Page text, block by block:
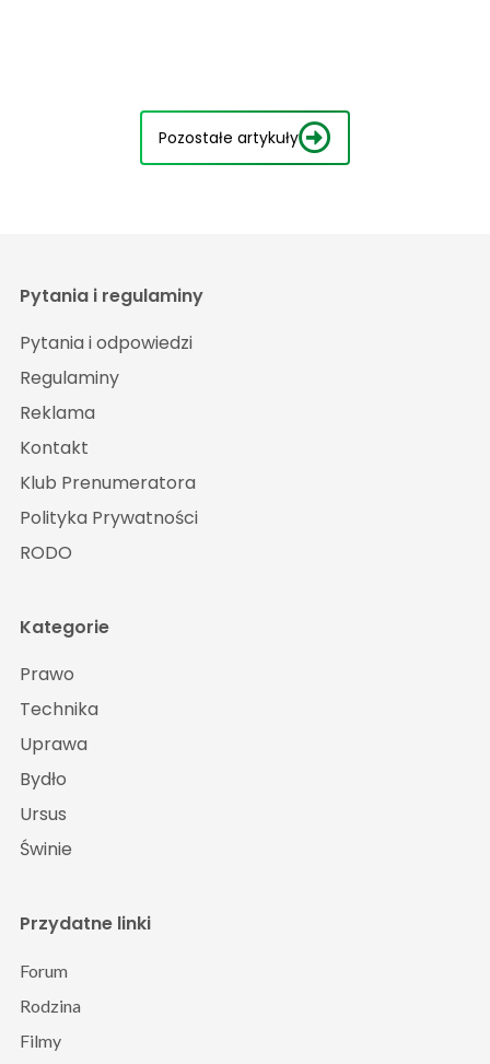
Pozostałe artykuły
Pytania i regulaminy
Pytania i odpowiedzi
Regulaminy
Reklama
Kontakt
Klub Prenumeratora
Polityka Prywatności
RODO
Kategorie
Prawo
Technika
Uprawa
Bydło
Ursus
Świnie
Przydatne linki
Forum
Rodzina
Filmy